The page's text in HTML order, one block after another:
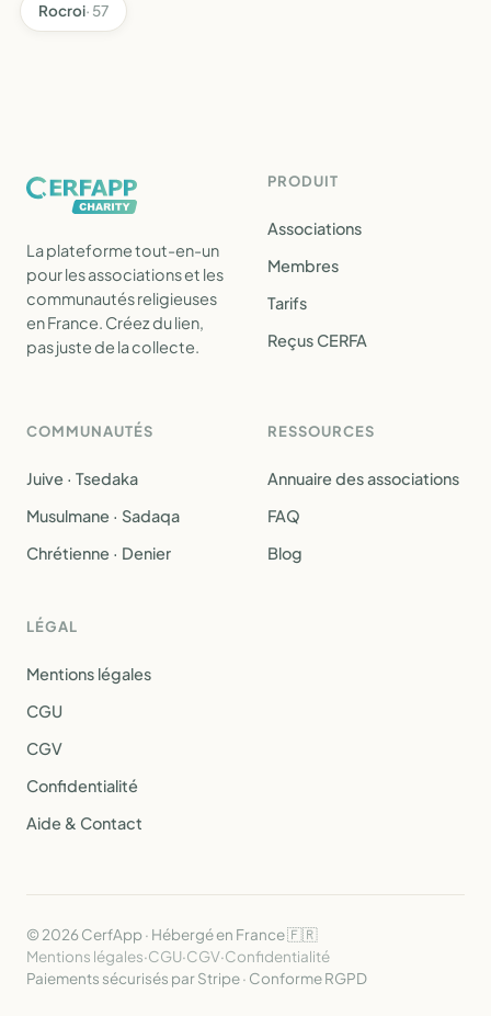
Rocroi· 57
La plateforme tout-en-un
pour les associations et les
communautés religieuses
en France. Créez du lien,
pas juste de la collecte.
PRODUIT
Associations
Membres
Tarifs
Reçus CERFA
COMMUNAUTÉS
Juive · Tsedaka
Musulmane · Sadaqa
Chrétienne · Denier
RESSOURCES
Annuaire des associations
FAQ
Blog
LÉGAL
Mentions légales
CGU
CGV
Confidentialité
Aide & Contact
© 2026 CerfApp · Hébergé en France 🇫🇷
Mentions légales·CGU·CGV·Confidentialité
Paiements sécurisés par Stripe · Conforme RGPD